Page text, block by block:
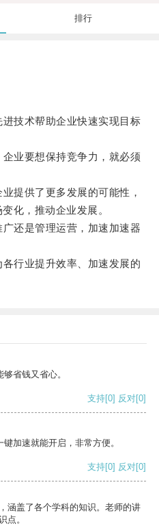
排行
技术帮助企业快速实现目标
业要想保持竞争力，就必须
供了更多发展的可能性，
化，推动企业发展。
还是管理运营，加速加速器
行业提升效率、加速发展的
省钱又省心。
支持[0] 反对[0]
加速就能开启，非常方便。
支持[0] 反对[0]
涵盖了各个学科的知识。老师的讲
点。